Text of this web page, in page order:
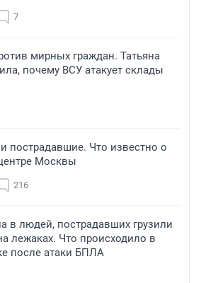
7
мирных граждан. Татьяна
почему ВСУ атакует склады
пострадавшие. Что известно о
Москвы
216
в людей, пострадавших грузили
лежаках. Что происходило в
после атаки БПЛА